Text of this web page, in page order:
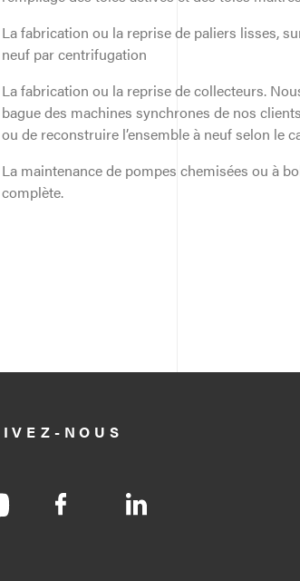
La fabrication ou la reprise de paliers lisses,
neuf par centrifugation
La fabrication ou la reprise de collecteurs.
bague des machines synchrones de nos
ou de reconstruire l’ensemble à neuf selon le
La maintenance de pompes chemisées ou à
complète.
NOUS
socialItem.titlesocialItem.titlesocialItem.title